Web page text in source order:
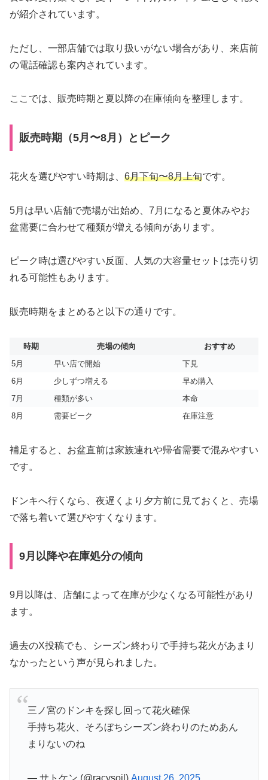
が紹介されています。
ただし、一部店舗では取り扱いがない場合があり、来店前
の電話確認も案内されています。
ここでは、販売時期と夏以降の在庫傾向を整理します。
販売時期（5月〜8月）とピーク
花火を選びやすい時期は、 6月下旬〜8月上旬です。
5月は早い店舗で売場が出始め、7月になると夏休みやお
盆需要に合わせて種類が増える傾向があります。
ピーク時は選びやすい反面、人気の大容量セットは売り切
れる可能性もあります。
販売時期をまとめると以下の通りです。
時期 売場の傾向
おすすめ
5月
早い店で開始
下見
6月
少しずつ増える
早め購入
7月
種類が多い
本命
8月
需要ピーク 在庫注意
補足すると、お盆直前は家族連れや帰省需要で混みやすい
です。
ドンキへ行くなら、夜遅くより夕方前に見ておくと、売場
で落ち着いて選びやすくなります。
9月以降や在庫処分の傾向
9月以降は、店舗によって在庫が少なくなる可能性があり
ます。
過去のX投稿でも、シーズン終わりで手持ち花火があまり
なかったという声が見られました。
三ノ宮のドンキを探し回って花火確保
手持ち花火、そろぼちシーズン終わりのためあん
まりないのね
— サトケン (@racysoil) August 26, 2025